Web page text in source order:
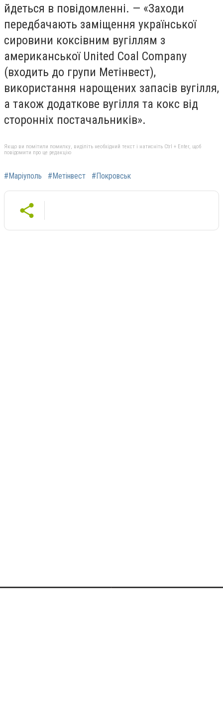
йдеться в повідомленні. — «Заходи
передбачають заміщення української
сировини коксівним вугіллям з
американської United Coal Company
(входить до групи Метінвест),
використання нарощених запасів вугілля,
а також додаткове вугілля та кокс від
сторонніх постачальників».
Якщо ви помітили помилку, виділіть необхідний текст і натисніть Ctrl + Enter, щоб
повідомити про це редакцію
#Маріуполь #Метінвест #Покровськ